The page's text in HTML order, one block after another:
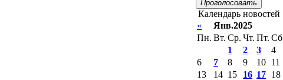
Проголосовать
Календарь новостей
«
Янв.2025
Пн. Вт. Ср. Чт. Пт.
1
2 3 4
6
7 8 9 10 11
13
14 15 16 17 18